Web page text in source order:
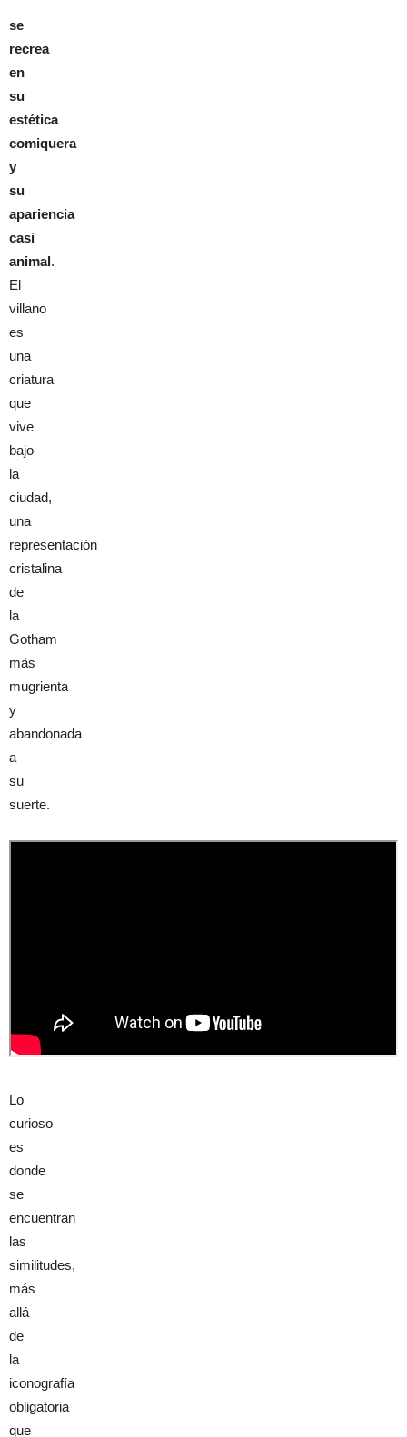
se
recrea
en
su
estética
comiquera
y
su
apariencia
casi
animal.
El
villano
es
una
criatura
que
vive
bajo
la
ciudad,
una
representación
cristalina
de
la
Gotham
más
mugrienta
y
abandonada
a
su
suerte.
Lo
curioso
es
donde
se
encuentran
las
similitudes,
más
allá
de
la
iconografía
obligatoria
que